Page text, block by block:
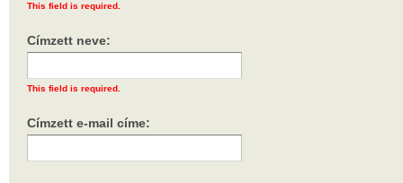
This field is required.
Címzett neve:
This field is required.
Címzett e-mail címe: